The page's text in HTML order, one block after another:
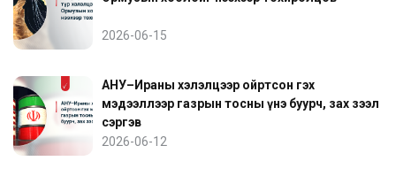
2026-06-15
АНУ–Ираны хэлэлцээр ойртсон гэх
мэдээллээр газрын тосны үнэ буурч, зах зээл
сэргэв
2026-06-12